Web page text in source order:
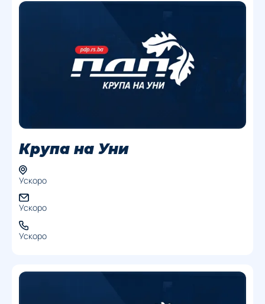
Крупа на Уни
Ускоро
Ускоро
Ускоро